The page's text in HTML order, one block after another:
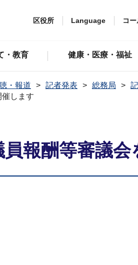
区役所 Language コ
・教育 健康・医療・福祉
・報道 記者発表 総務局
します
報酬等審議